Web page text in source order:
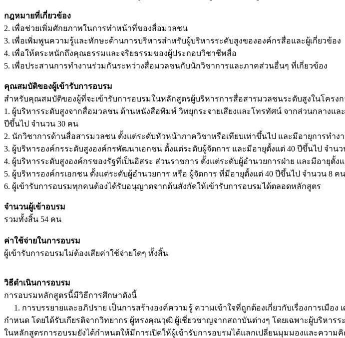
กฎหมายที่เกี่ยวข้อง
2. เพื่อช่วยเพิ่มศักยภาพในการทำหน้าที่ของสื่อมวลชน
3. เพื่อเพิ่มพูนความรู้และทักษะด้านการบริหารสำหรับผู้บริหารระดับสูงขององค์กรสื่อและผู้เกี่ยวข้อง
4. เพื่อให้ตระหนักถึงคุณธรรมและจริยธรรมของผู้ประกอบวิชาชีพสื่อ
5. เพื่อประสานการทำงานร่วมกันระหว่างสื่อมวลชนกับนักวิชาการและภาคส่วนอื่นๆ ที่เกี่ยวข้อง
คุณสมบัติของผู้เข้ารับการอบรม
สำหรับคุณสมบัติของผู้ที่จะเข้ารับการอบรมในหลักสูตรผู้บริหารการสื่อสารมวลชนระดับสูงในโครง
1. ผู้บริหารระดับสูงจากสื่อมวลชน ด้านหนังสือพิมพ์ วิทยุกระจายเสียงและโทรทัศน์ จากส่วนกลา
ปีขึ้นไป จำนวน 30 คน
2. นักวิชาการด้านสื่อสารมวลชน ตั้งแต่ระดับหัวหน้าภาควิชาหรือเทียบเท่าขึ้นไป และมีอายุการทำง
3. ผู้บริหารองค์กรระดับสูงองค์กรพัฒนาเอกชน ตั้งแต่ระดับผู้จัดการ และมีอายุตั้งแต่ 40 ปีขึ้นไป จำน
4. ผู้บริหารระดับสูงองค์กรของรัฐที่เป็นอิสระ ส่วนราชการ ตั้งแต่ระดับผู้อำนวยการฝ่าย และมีอายุตั้ง
5. ผู้บริหารองค์กรเอกชน ตั้งแต่ระดับผู้อำนวยการ หรือ ผู้จัดการ ที่มีอายุตั้งแต่ 40 ปีขึ้นไป จำนวน 8 คน
6. ผู้เข้ารับการอบรมทุกคนต้องได้รับอนุญาตจากต้นสังกัดให้เข้ารับการอบรมได้ตลอดหลักสูตร
จำนวนผู้เข้าอบรม
รวมทั้งสิ้น 54 คน
ค่าใช้จ่ายในการอบรม
ผู้เข้ารับการอบรมไม่ต้องเสียค่าใช้จ่ายใดๆ ทั้งสิ้น
วิธีดำเนินการอบรม
การอบรมหลักสูตรนี้มีวิธีการศึกษาดังนี้
1. การบรรยายและอภิปราย เป็นการสร้างองค์ความรู้ ความเข้าใจที่ถูกต้องเกี่ยวกับเรื่องการเมื
กำหนด โดยได้รับเกียรติจากวิทยากร ผู้ทรงคุณวุฒิ ผู้เชี่ยวชาญจากสถาบันต่างๆ โดยเฉพาะผู้บริหา
ในหลักสูตรการอบรมยังได้กำหนดให้มีการเปิดให้ผู้เข้ารับการอบรมได้แลกเปลี่ยนมุมมองและความ